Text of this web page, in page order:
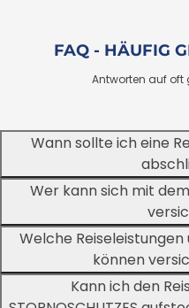
FAQ - HÄUFIG
Antworten auf oft
Wann sollte ich eine
Wer kann sich mit dem
Welche
können
Kann ich den